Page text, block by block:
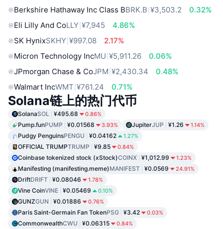
Berkshire Hathaway Inc Class BBRK.B ¥3,503.2
0.32%
Eli Lilly And CoLLY ¥7,945
4.86%
SK HynixSKHY ¥997.08
2.17%
Micron Technology IncMU ¥5,911.26
0.06%
JPmorgan Chase & CoJPM ¥2,430.34
0.48%
Walmart IncWMT ¥761.24 0.71%
Solana链上的热门代币
SolanaSOL ¥495.68 0.86%
Pump.funPUMP ¥0.01568 3.93% JupiterJUP ¥1.26 1.14%
Pudgy PenguinsPENGU ¥0.04162 1.27%
OFFICIAL TRUMPTRUMP ¥9.85 0.84%
Coinbase tokenized stock (xStock)COINX ¥1,012.99 1.23%
Manifesting (manifesting.meme)MANIFEST ¥0.0569 24.91%
DriftDRIFT ¥0.08046 1.78%
Vine CoinVINE ¥0.05469 0.10%
GUNZGUN ¥0.01886 0.76%
Paris Saint-Germain Fan TokenPSG ¥3.42 0.03%
CommonwealthCWU ¥0.06315 0.84%